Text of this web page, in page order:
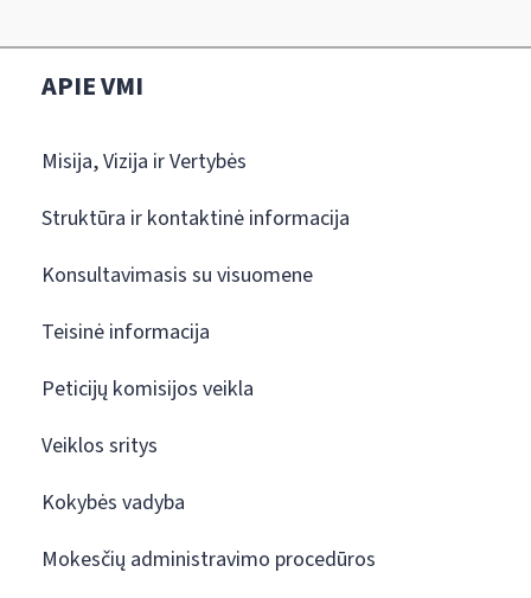
APIE VMI
Misija, Vizija ir Vertybės
Struktūra ir kontaktinė informacija
Konsultavimasis su visuomene
Teisinė informacija
Peticijų komisijos veikla
Veiklos sritys
Kokybės vadyba
Mokesčių administravimo procedūros